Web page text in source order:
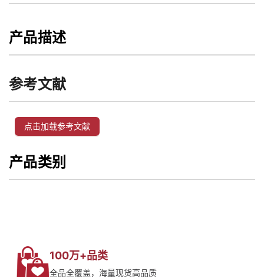
产品描述
参考文献
点击加载参考文献
产品类别
100万+品类
全品全覆盖，海量现货高品质